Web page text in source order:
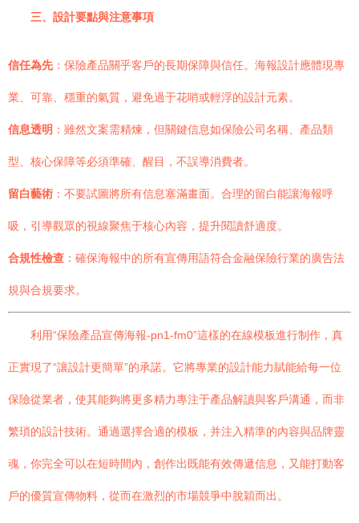
三、設計要點與注意事項
信任為先 ：保險產品關乎客戶的長期保障與信任。海報設計應體現專
業、可靠、穩重的氣質，避免過于花哨或輕浮的設計元素。
信息透明 ：雖然文案需精煉，但關鍵信息如保險公司名稱、產品類
型、核心保障等必須準確、醒目，不誤導消費者。
留白藝術 ：不要試圖將所有信息塞滿畫面。合理的留白能讓海報呼
吸，引導觀眾的視線聚焦于核心內容，提升閱讀舒適度。
合規性檢查 ：確保海報中的所有宣傳用語符合金融保險行業的廣告法
規與合規要求。
利用“保險產品宣傳海報-pn1-fm0”這樣的在線模板進行制作，真
正實現了“讓設計更簡單”的承諾。它將專業的設計能力賦能給每一位
保險從業者，使其能夠將更多精力專注于產品解讀與客戶溝通，而非
繁瑣的設計技術。通過選擇合適的模板，并注入精準的內容與品牌靈
魂，你完全可以在短時間內，創作出既能有效傳遞信息，又能打動客
戶的優質宣傳物料，從而在激烈的市場競爭中脫穎而出。